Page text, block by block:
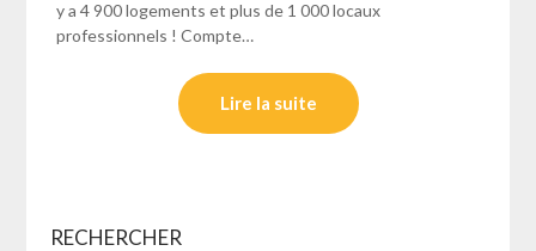
y a 4 900 logements et plus de 1 000 locaux
professionnels ! Compte…
Lire la suite
RECHERCHER